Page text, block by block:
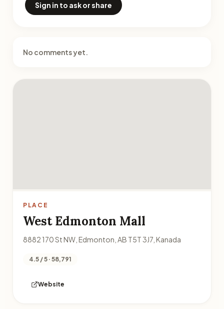
Sign in to ask or share
No comments yet.
PLACE
West Edmonton Mall
8882 170 St NW, Edmonton, AB T5T 3J7, Kanada
4.5 / 5 · 58,791
Website